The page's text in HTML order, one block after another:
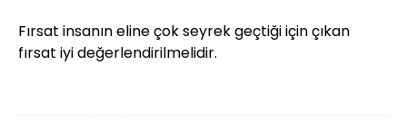
Fırsat insanın eline çok seyrek geçtiği için çıkan
fırsat iyi değerlendirilmelidir.